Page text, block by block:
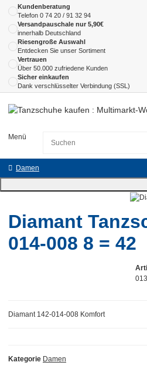
Kundenberatung
Telefon 0 74 20 / 91 32 94
Versandpauschale nur 5,90€
innerhalb Deutschland
Riesengroße Auswahl
Entdecken Sie unser Sortiment
Vertrauen
Über 50.000 zufriedene Kunden
Sicher einkaufen
Dank verschlüsselter Verbindung (SSL)
Menü
Damen
Diamant
014-008 8 = 42
013
Kategorie Damen
Diamant 142-014-008 Komfort